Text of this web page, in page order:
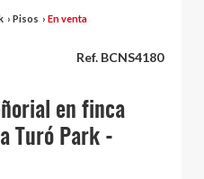
› Pisos › En venta
Ref. BCNS4180
en finca
Turó Park -